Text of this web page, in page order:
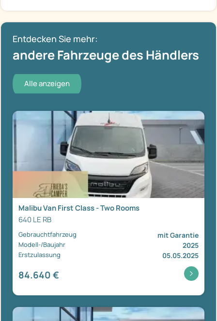
Entdecken Sie mehr:
andere Fahrzeuge des Händlers
Alle anzeigen
Malibu Van First Class - Two Rooms
640 LE RB
Gebrauchtfahrzeug mit Garantie
Modell-/Baujahr 2025
Erstzulassung 05.05.2025
84.640 €